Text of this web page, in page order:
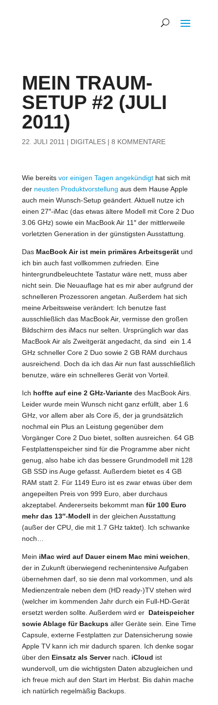
MEIN TRAUM-
SETUP #2 (JULI
2011)
22. JULI 2011 | DIGITALES| 8 KOMMENTARE
Wie bereits vor einigen Tagen angekündigthat sich mit
der neusten Produktvorstellung aus dem Hause Apple
auch mein Wunsch-Setup geändert. Aktuell nutze ich
einen 27″-iMac (das etwas ältere Modell mit Core 2 Duo
3.06 GHz) sowie ein MacBook Air 11″ der mittlerweile
vorletzten Generation in der günstigsten Ausstattung.
Das MacBook Air ist mein primäres Arbeitsgerätund
ich bin auch fast vollkommen zufrieden. Eine
hintergrundbeleuchtete Tastatur wäre nett, muss aber
nicht sein. Die Neuauflage hat es mir aber aufgrund der
schnelleren Prozessoren angetan. Außerdem hat sich
meine Arbeitsweise verändert: Ich benutze fast
ausschließlich das MacBook Air, vermisse den großen
Bildschirm des iMacs nur selten. Ursprünglich war das
MacBook Air als Zweitgerät angedacht, da sind ein 1.4
GHz schneller Core 2 Duo sowie 2 GB RAM durchaus
ausreichend. Doch da ich das Air nun fast ausschließlich
benutze, wäre ein schnelleres Gerät von Vorteil.
Ich hoffte auf eine 2 GHz-Variantedes MacBook Airs.
Leider wurde mein Wunsch nicht ganz erfüllt, aber 1.6
GHz, vor allem aber als Core i5, der ja grundsätzlich
nochmal ein Plus an Leistung gegenüber dem
Vorgänger Core 2 Duo bietet, sollten ausreichen. 64 GB
Festplattenspeicher sind für die Programme aber nicht
genug, also habe ich das bessere Grundmodell mit 128
GB SSD ins Auge gefasst. Außerdem bietet es 4 GB
RAM statt 2. Für 1149 Euro ist es zwar etwas über dem
angepeilten Preis von 999 Euro, aber durchaus
akzeptabel. Andererseits bekommt man für 100 Euro
mehr das 13″-Modell in der gleichen Ausstattung
(außer der CPU, die mit 1.7 GHz taktet). Ich schwanke
noch…
Mein iMac wird auf Dauer einem Mac mini weichen
der in Zukunft überwiegend rechenintensive Aufgaben
übernehmen darf, so sie denn mal vorkommen, und als
Medienzentrale neben dem (HD ready-)TV stehen wird
(welcher im kommenden Jahr durch ein Full-HD-Gerät
ersetzt werden sollte. Außerdem wird er Dateispeicher
sowie Ablage für Backupsaller Geräte sein. Eine Time
Capsule, externe Festplatten zur Datensicherung sowie
Apple TV kann ich mir dadurch sparen. Ich denke sogar
über den Einsatz als Servernach. iCloud ist
wundervoll, um die wichtigsten Daten abzugleichen und
ich freue mich auf den Start im Herbst. Bis dahin mache
ich natürlich regelmäßig Backups.